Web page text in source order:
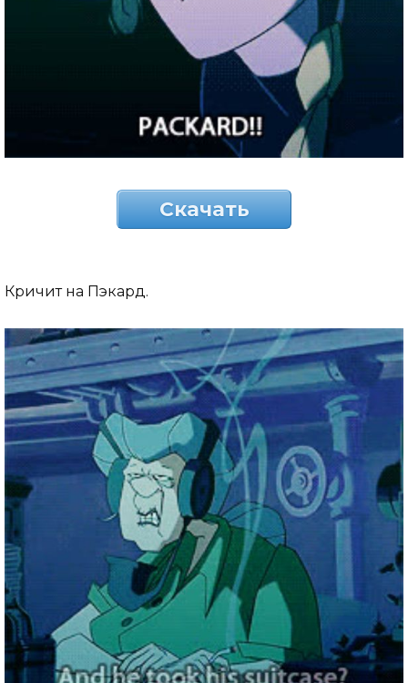
Скачать
Кричит на Пэкард.